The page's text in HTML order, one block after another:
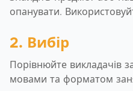
опанувати.
2. Вибір
Порівнюйте викладачів
мовами та форматом